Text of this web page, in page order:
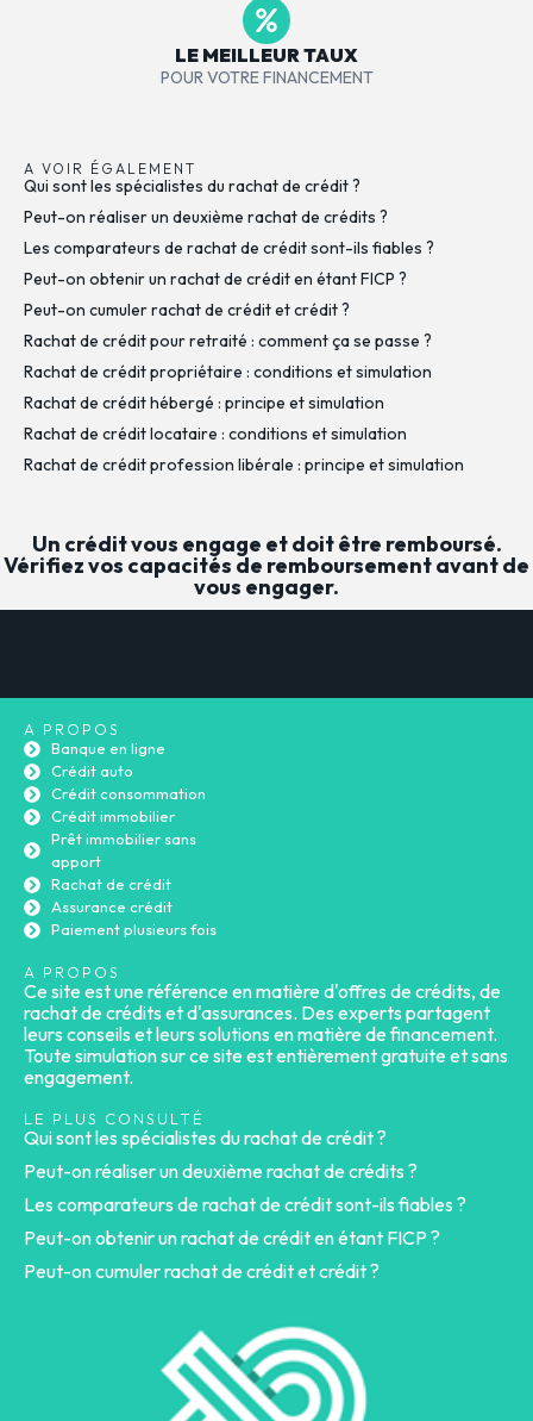
LE MEILLEUR TAUX
POUR VOTRE FINANCEMENT
A VOIR ÉGALEMENT
Qui sont les spécialistes du rachat de crédit ?
Peut-on réaliser un deuxième rachat de crédits ?
Les comparateurs de rachat de crédit sont-ils fiables ?
Peut-on obtenir un rachat de crédit en étant FICP ?
Peut-on cumuler rachat de crédit et crédit ?
Rachat de crédit pour retraité : comment ça se passe ?
Rachat de crédit propriétaire : conditions et simulation
Rachat de crédit hébergé : principe et simulation
Rachat de crédit locataire : conditions et simulation
Rachat de crédit profession libérale : principe et simulation
Un crédit vous engage et doit être remboursé.
Vérifiez vos capacités de remboursement avant de
vous engager.
A PROPOS
Banque en ligne
Crédit auto
Crédit consommation
Crédit immobilier
Prêt immobilier sans
apport
Rachat de crédit
Assurance crédit
Paiement plusieurs fois
A PROPOS
Ce site est une référence en matière d'offres de crédits, de
rachat de crédits et d'assurances. Des experts partagent
leurs conseils et leurs solutions en matière de financement.
Toute simulation sur ce site est entièrement gratuite et sans
engagement.
LE PLUS CONSULTÉ
Qui sont les spécialistes du rachat de crédit ?
Peut-on réaliser un deuxième rachat de crédits ?
Les comparateurs de rachat de crédit sont-ils fiables ?
Peut-on obtenir un rachat de crédit en étant FICP ?
Peut-on cumuler rachat de crédit et crédit ?